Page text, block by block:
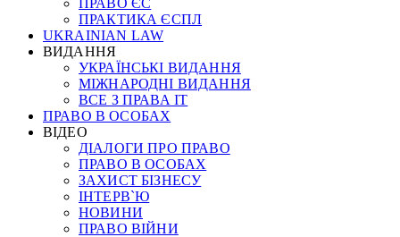
ПРАВО ЄС
ПРАКТИКА ЄСПЛ
UKRAINIAN LAW
ВИДАННЯ
УКРАЇНСЬКІ ВИДАННЯ
МІЖНАРОДНІ ВИДАННЯ
ВСЕ З ПРАВА ІТ
ПРАВО В ОСОБАХ
ВІДЕО
ДІАЛОГИ ПРО ПРАВО
ПРАВО В ОСОБАХ
ЗАХИСТ БІЗНЕСУ
ІНТЕРВ`Ю
НОВИНИ
ПРАВО ВІЙНИ